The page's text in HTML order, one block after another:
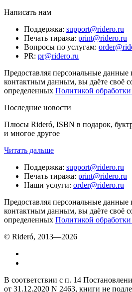
Написать нам
Поддержка: support@ridero.ru
Печать тиража: print@ridero.ru
Вопросы по услугам:
PR: pr@ridero.ru
Предоставляя персональные
контактным данным, вы даёте своё
определенных Политикой
Последние новости
Плюсы Rideró, ISBN в подарок,
и многое другое
Читать дальше
Поддержка: support@ridero.ru
Печать тиража: print@ridero.ru
Наши услуги: order@ridero.ru
Предоставляя персональные
контактным данным, вы даёте своё
определенных Политикой
© Rideró, 2013—2026
В соответствии с п. 14
от 31.12.2020 N 2463, книги не